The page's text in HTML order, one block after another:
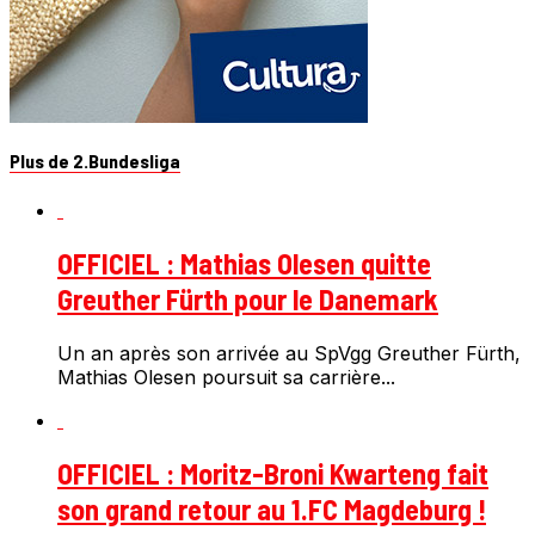
Plus de 2.Bundesliga
OFFICIEL : Mathias Olesen quitte
Greuther Fürth pour le Danemark
Un an après son arrivée au SpVgg Greuther Fürth,
Mathias Olesen poursuit sa carrière...
OFFICIEL : Moritz-Broni Kwarteng fait
son grand retour au 1.FC Magdeburg !